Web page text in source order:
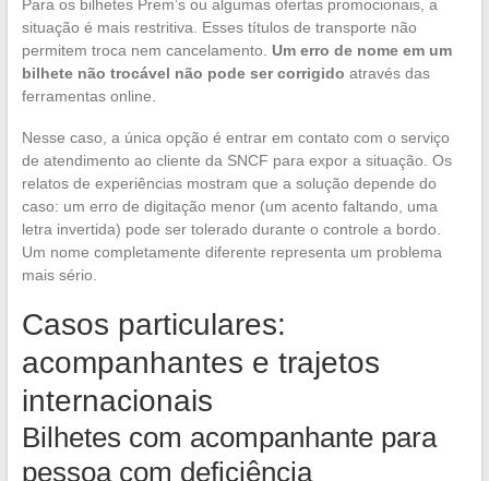
Para os bilhetes Prem’s ou algumas ofertas promocionais, a
situação é mais restritiva. Esses títulos de transporte não
permitem troca nem cancelamento. Um erro de nome em um
bilhete não trocável não pode ser corrigido através das
ferramentas online.
Nesse caso, a única opção é entrar em contato com o serviço
de atendimento ao cliente da SNCF para expor a situação. Os
relatos de experiências mostram que a solução depende do
caso: um erro de digitação menor (um acento faltando, uma
letra invertida) pode ser tolerado durante o controle a bordo.
Um nome completamente diferente representa um problema
mais sério.
Casos particulares:
acompanhantes e trajetos
internacionais
Bilhetes com acompanhante para
pessoa com deficiência